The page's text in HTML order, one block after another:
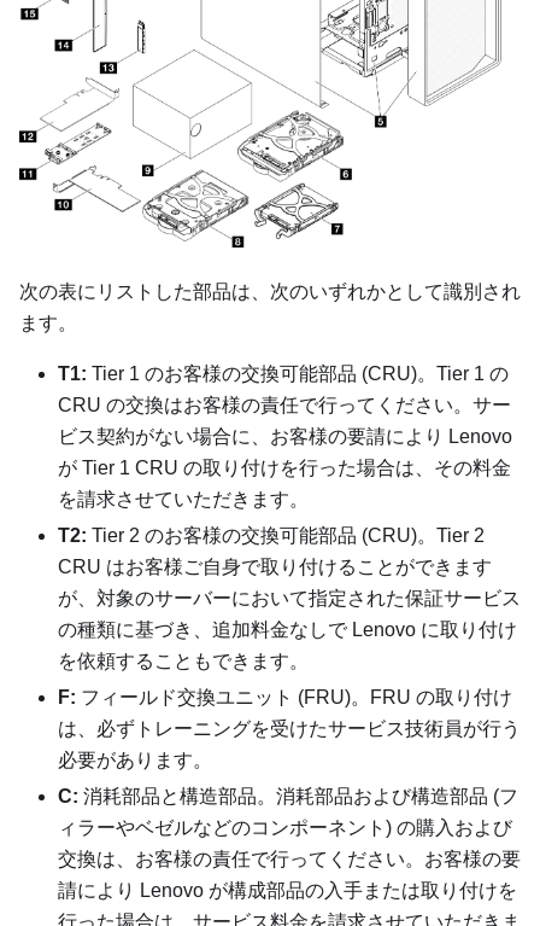
次の表にリストした部品は、次のいずれかとして識別され
ます。
T1: Tier 1 のお客様の交換可能部品 (CRU)。Tier 1 の
CRU の交換はお客様の責任で行ってください。サー
ビス契約がない場合に、お客様の要請により Lenovo
が Tier 1 CRU の取り付けを行った場合は、その料金
を請求させていただきます。
T2: Tier 2 のお客様の交換可能部品 (CRU)。Tier 2
CRU はお客様ご自身で取り付けることができます
が、対象のサーバーにおいて指定された保証サービス
の種類に基づき、追加料金なしで Lenovo に取り付け
を依頼することもできます。
F: フィールド交換ユニット (FRU)。FRU の取り付け
は、必ずトレーニングを受けたサービス技術員が行う
必要があります。
C: 消耗部品と構造部品。消耗部品および構造部品 (フ
ィラーやベゼルなどのコンポーネント) の購入および
交換は、お客様の責任で行ってください。お客様の要
請により Lenovo が構成部品の入手または取り付けを